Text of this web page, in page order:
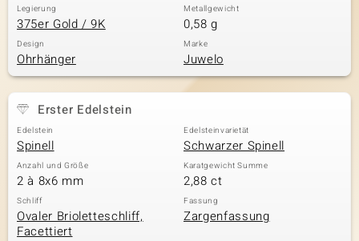
Legierung
375er Gold / 9K
Metallgewicht
0,58 g
Design
Ohrhänger
Marke
Juwelo
Erster Edelstein
Edelstein
Spinell
Edelsteinvarietät
Schwarzer Spinell
Anzahl und Größe
2 à 8x6 mm
Karatgewicht Summe
2,88 ct
Schliff
Ovaler Brioletteschliff,
Facettiert
Fassung
Zargenfassung